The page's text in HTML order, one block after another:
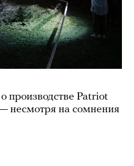
производстве Patriot
несмотря на сомнения